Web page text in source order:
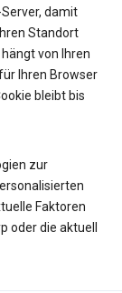
damit
Standort
von Ihren
Ihren Browser
bleibt bis
zur
Faktoren
oder die aktuell